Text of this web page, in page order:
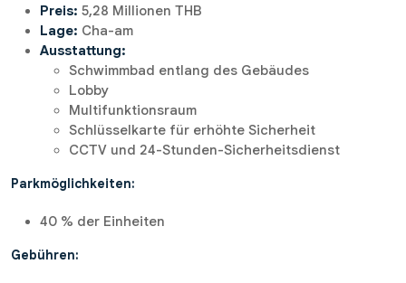
Preis: 5,28 Millionen THB
Lage: Cha-am
Ausstattung:
Schwimmbad entlang des Gebäudes
Lobby
Multifunktionsraum
Schlüsselkarte für erhöhte Sicherheit
CCTV und 24-Stunden-Sicherheitsdienst
Parkmöglichkeiten:
40 % der Einheiten
Gebühren: